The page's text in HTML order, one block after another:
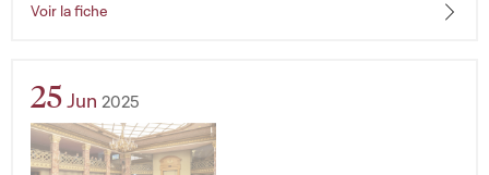
Voir la fiche
25Jun 2025